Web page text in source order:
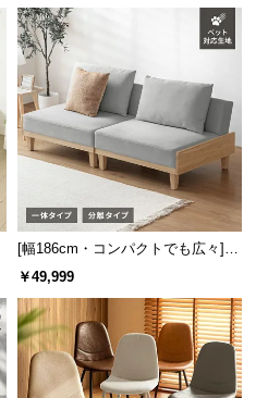
[幅186cm・コンパクトでも広々] 3
人掛けソファベッド リクライニン
￥49,999